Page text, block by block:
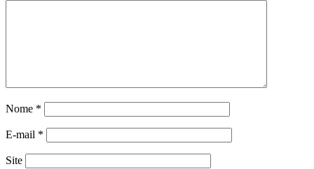
Nome *
E-mail *
Site